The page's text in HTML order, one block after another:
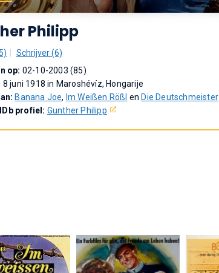
Philipp
Schrijver (6)
op: 02-10-2003 (85)
8 juni 1918 in Maroshévíz, Hongarije
Banana Joe, Im Weißen Rößl en Die Deutschmeister
profiel: Gunther Philipp